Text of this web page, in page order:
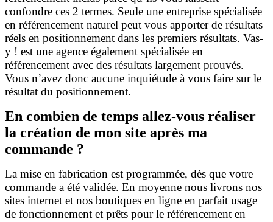
confondre ces 2 termes. Seule une entreprise spécialisée
en référencement naturel peut vous apporter de résultats
réels en positionnement dans les premiers résultats. Vas-
y ! est une agence également spécialisée en
référencement avec des résultats largement prouvés.
Vous n’avez donc aucune inquiétude à vous faire sur le
résultat du positionnement.
En combien de temps allez-vous réaliser
la création de mon site après ma
commande ?
La mise en fabrication est programmée, dès que votre
commande a été validée. En moyenne nous livrons nos
sites internet et nos boutiques en ligne en parfait usage
de fonctionnement et prêts pour le référencement en